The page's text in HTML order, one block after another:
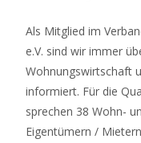
Als Mitglied im
e.V. sind wir immer
Wohnungswirtschaft
informiert. Für die
sprechen 38 Wohn-
Eigentümern /